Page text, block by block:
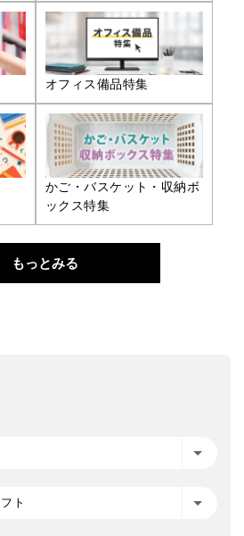
オフィス備品特集
かご・バスケット・収納ボ
ックス特集
もっとみる
ト